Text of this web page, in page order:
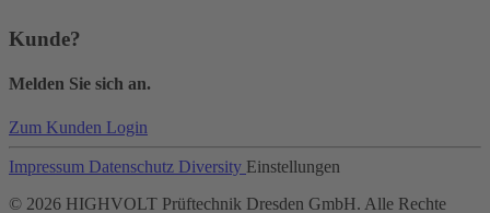
Kunde?
Melden Sie sich an.
Zum Kunden Login
Impressum Datenschutz Diversity Einstellungen
© 2026 HIGHVOLT Prüftechnik Dresden GmbH. Alle Rechte